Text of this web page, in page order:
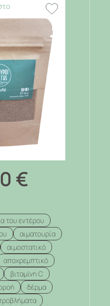
€
του εντέρου
αιματουρία
αιμοστατικό
αποχρεμπτικό
βιταμίνη C
δέρμα